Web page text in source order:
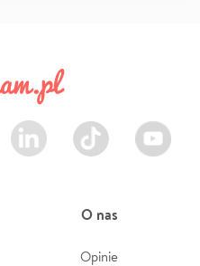
LinkedIn TikTok Youtube
O nas
Opinie